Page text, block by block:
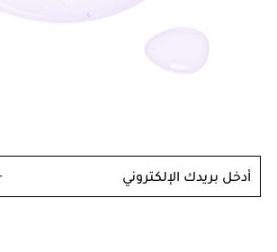
أدخل بريدك الإلكتروني